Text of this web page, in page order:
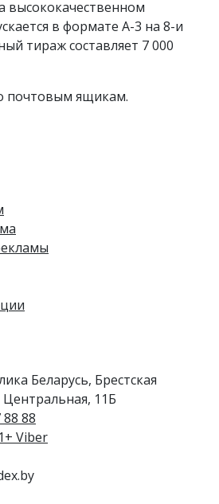
высококачественном
в формате А-3 на 8-и
тираж составляет 7 000
почтовым ящикам.
Беларусь, Брестская
Центральная, 11Б
88 88
Viber